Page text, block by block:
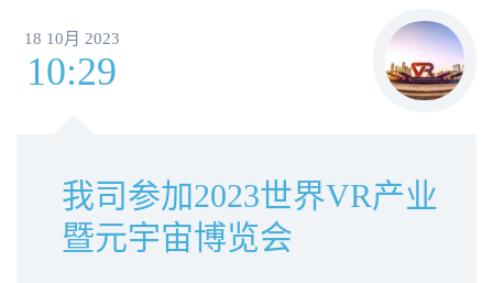
18 10月 2023
10:29
我司参加2023世界VR产业
暨元宇宙博览会